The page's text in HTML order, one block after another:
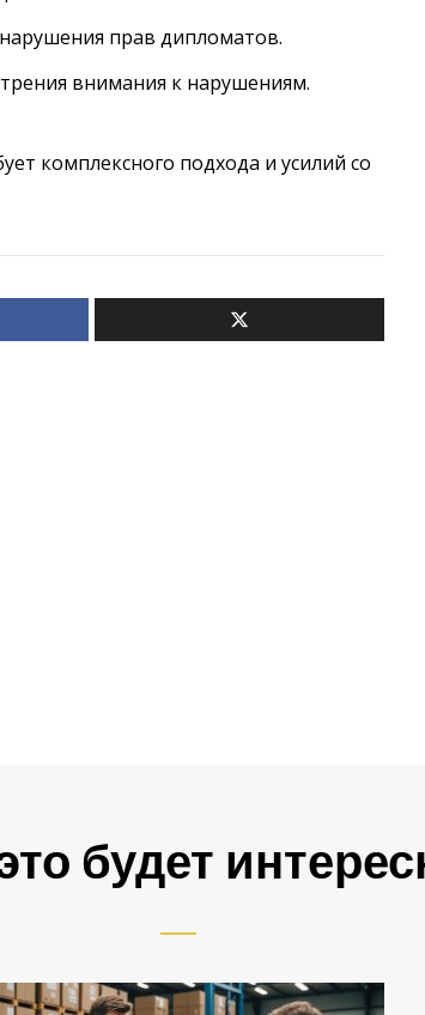
прав дипломатов.
внимания к нарушениям.
комплексного подхода и усилий со
будет